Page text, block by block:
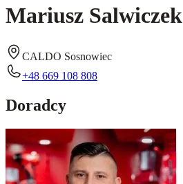
Mariusz Salwiczek
CALDO Sosnowiec
+48 669 108 808
Doradcy